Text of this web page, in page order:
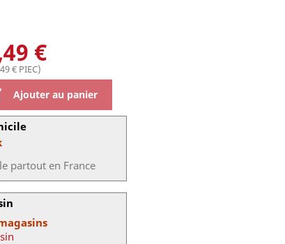
€
€ PIEC)
Ajouter au panier
partout en France